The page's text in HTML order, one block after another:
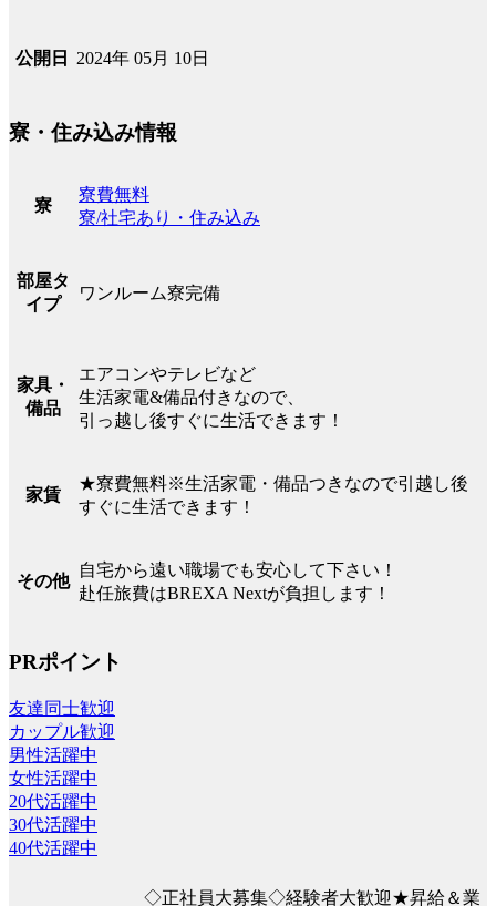
公開日 2024年 05月 10日
寮・住み込み情報
寮
寮費無料
寮/社宅あり・住み込み
部屋タ
イプ
ワンルーム寮完備
家具・
備品
エアコンやテレビなど
生活家電&備品付きなので、
引っ越し後すぐに生活できます！
家賃
★寮費無料※生活家電・備品つきなので引越し後
すぐに生活できます！
その他
自宅から遠い職場でも安心して下さい！
赴任旅費はBREXA Nextが負担します！
PRポイント
友達同士歓迎
カップル歓迎
男性活躍中
女性活躍中
20代活躍中
30代活躍中
40代活躍中
◇正社員大募集◇経験者大歓迎★昇給＆業